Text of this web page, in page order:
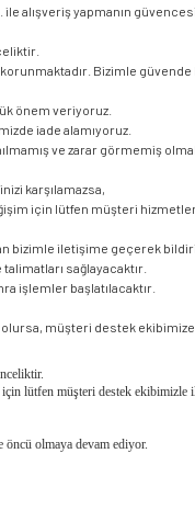
alışveriş yapmanın
Bizimle güvende
önem veriyoruz.
iade alamıyoruz.
ve zarar görmemiş
karşılamazsa,
için lütfen müşteri
bizimle iletişime geçerek
sağlayacaktır.
işlemler başlatılacaktır.
müşteri destek
lütfen müşteri destek ekibimizle
olmaya devam ediyor.